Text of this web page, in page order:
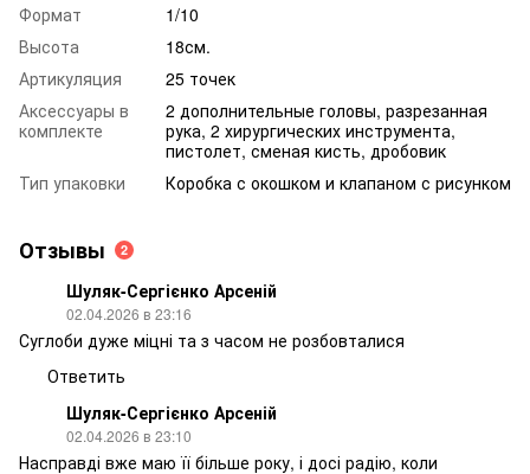
Формат
1/10
Высота
18см.
Артикуляция
25 точек
Аксессуары в
комплекте
2 дополнительные головы, разрезанная
рука, 2 хирургических инструмента,
пистолет, сменая кисть, дробовик
Тип упаковки
Коробка с окошком и клапаном с рисунком
Отзывы 2
Шуляк-Сергієнко Арсеній
02.04.2026 в 23:16
Суглоби дуже міцні та з часом не розбовталися
Ответить
Шуляк-Сергієнко Арсеній
02.04.2026 в 23:10
Насправді вже маю її більше року, і досі радію, коли